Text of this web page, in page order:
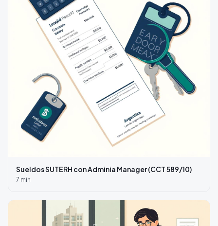
Sueldos SUTERH con Adminia Manager (CCT 589/10)
7 min